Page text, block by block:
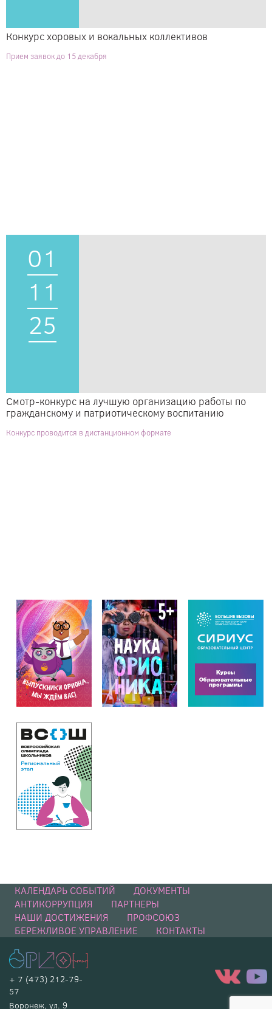
Конкурс хоровых и вокальных коллективов
Прием заявок до 15 декабря
01
11
25
Смотр-конкурс на лучшую организацию работы по
гражданскому и патриотическому воспитанию
Конкурс проводится в дистанционном формате
КАЛЕНДАРЬ СОБЫТИЙ
ДОКУМЕНТЫ
АНТИКОРРУПЦИЯ
ПАРТНЕРЫ
НАШИ ДОСТИЖЕНИЯ
ПРОФСОЮЗ
БЕРЕЖЛИВОЕ УПРАВЛЕНИЕ
КОНТАКТЫ
+ 7 (473) 212-79-
57
Воронеж, ул. 9